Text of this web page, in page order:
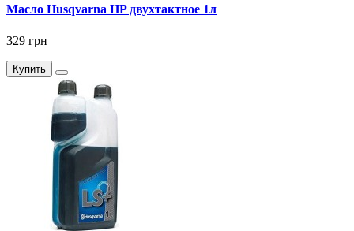
Масло Husqvarna HP двухтактное 1л
329 грн
Купить